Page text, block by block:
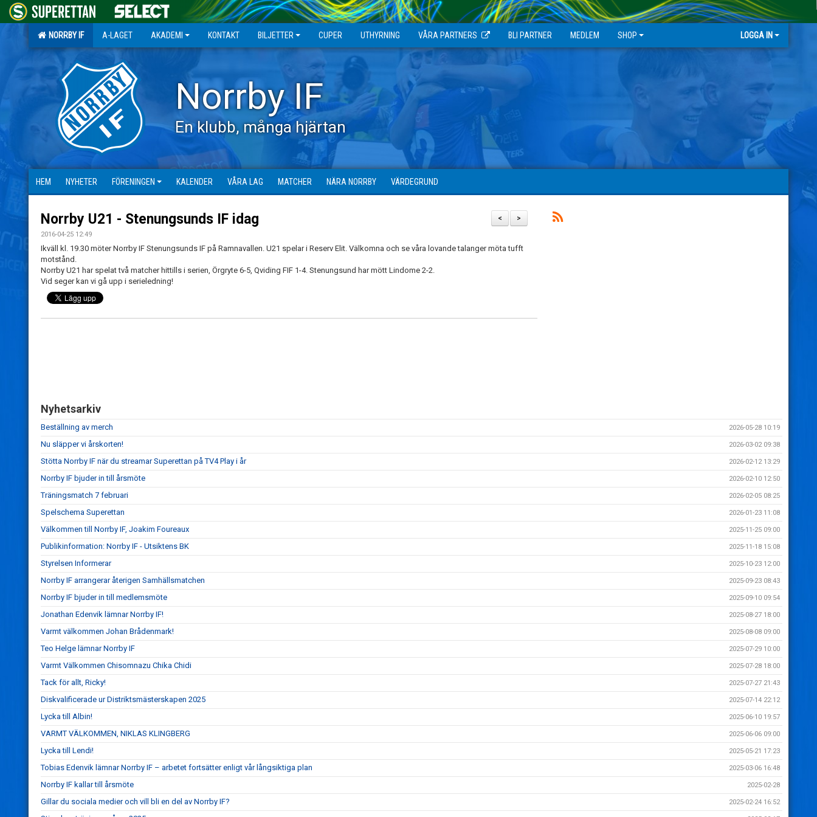
NORRBY IF A-LAGET AKADEMI KONTAKT BILJETTER CUPER UTHYRNING VÅRA PARTNERS BLI PARTNER MEDLEM SHOP LOGGA IN
Norrby IF
En klubb, många hjärtan
HEM NYHETER FÖRENINGEN KALENDER VÅRA LAG MATCHER NÄRA NORRBY VÄRDEGRUND
>
<
Norrby U21 - Stenungsunds IF idag
2016-04-25 12:49
Ikväll kl. 19.30 möter Norrby IF Stenungsunds IF på Ramnavallen. U21 spelar i Reserv Elit. Välkomna och se våra lovande talanger möta tufft
motstånd.
Norrby U21 har spelat två matcher hittills i serien, Örgryte 6-5, Qviding FIF 1-4. Stenungsund har mött Lindome 2-2.
Vid seger kan vi gå upp i serieledning!
Nyhetsarkiv
Beställning av merch 2026-05-28 10:19
Nu släpper vi årskorten! 2026-03-02 09:38
Stötta Norrby IF när du streamar Superettan på TV4 Play i år 2026-02-12 13:29
Norrby IF bjuder in till årsmöte 2026-02-10 12:50
Träningsmatch 7 februari 2026-02-05 08:25
Spelschema Superettan 2026-01-23 11:08
Välkommen till Norrby IF, Joakim Foureaux 2025-11-25 09:00
Publikinformation: Norrby IF - Utsiktens BK 2025-11-18 15:08
Styrelsen Informerar 2025-10-23 12:00
Norrby IF arrangerar återigen Samhällsmatchen 2025-09-23 08:43
Norrby IF bjuder in till medlemsmöte 2025-09-10 09:54
Jonathan Edenvik lämnar Norrby IF! 2025-08-27 18:00
Varmt välkommen Johan Brådenmark! 2025-08-08 09:00
Teo Helge lämnar Norrby IF 2025-07-29 10:00
Varmt Välkommen Chisomnazu Chika Chidi 2025-07-28 18:00
Tack för allt, Ricky! 2025-07-27 21:43
Diskvalificerade ur Distriktsmästerskapen 2025 2025-07-14 22:12
Lycka till Albin! 2025-06-10 19:57
VARMT VÄLKOMMEN, NIKLAS KLINGBERG 2025-06-06 09:00
Lycka till Lendi! 2025-05-21 17:23
Tobias Edenvik lämnar Norrby IF – arbetet fortsätter enligt vår långsiktiga plan 2025-03-06 16:48
Norrby IF kallar till årsmöte 2025-02-28
Gillar du sociala medier och vill bli en del av Norrby IF? 2025-02-24 16:52